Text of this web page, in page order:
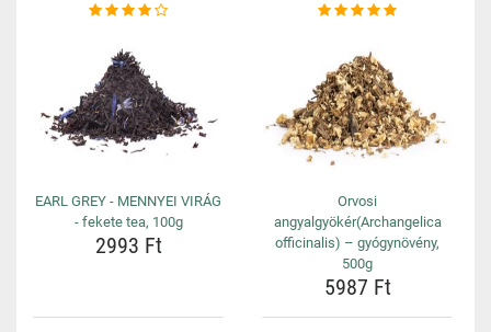
EARL GREY - MENNYEI VIRÁG
- fekete tea, 100g
2993 Ft
Orvosi
angyalgyökér(Archangelica
officinalis) – gyógynövény,
500g
5987 Ft